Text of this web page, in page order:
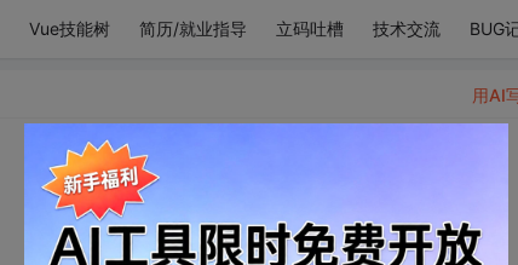
Vue技能树 简历/就业指导 立码吐槽 技术交流 BUG
用AI